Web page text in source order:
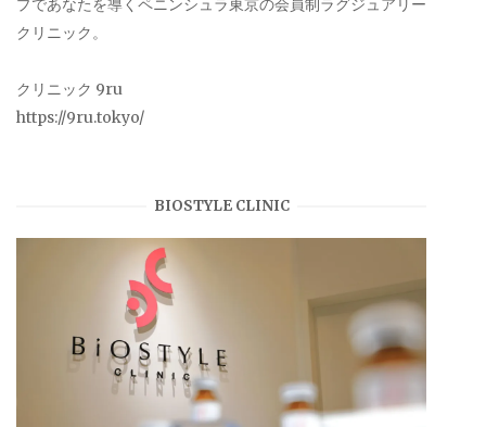
プであなたを導くペニンシュラ東京の会員制ラグジュアリー
クリニック。
クリニック 9ru
https://9ru.tokyo/
BIOSTYLE CLINIC